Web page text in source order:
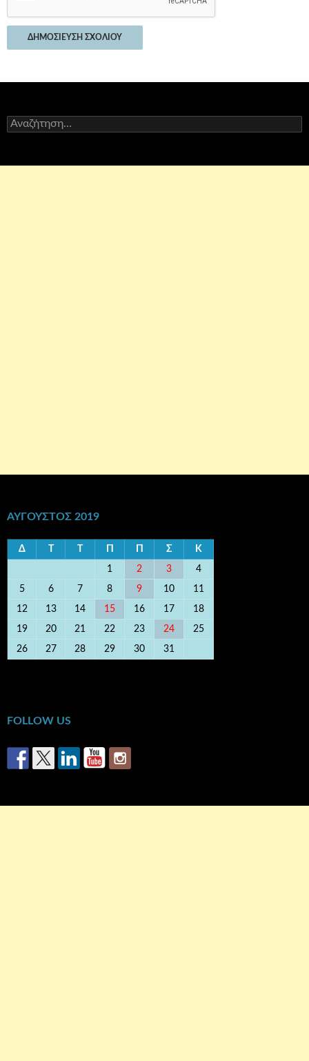
Αναζήτηση
για:
ΑΎΓΟΥΣΤΟΣ 2019
Δ Σ Κ
1 2 3 4
5 6 7 8 9 10 11
12 13 14 15 16 17 18
19 20 21 22 23 24 25
26 27 28 29 30 31
FOLLOW US